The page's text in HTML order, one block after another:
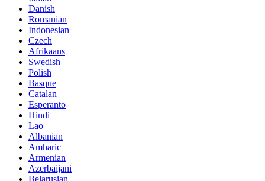
Danish
Romanian
Indonesian
Czech
Afrikaans
Swedish
Polish
Basque
Catalan
Esperanto
Hindi
Lao
Albanian
Amharic
Armenian
Azerbaijani
Belarusian